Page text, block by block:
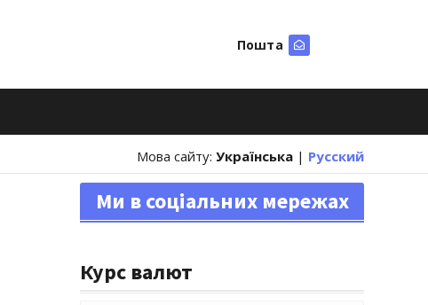
Пошта
Мова сайту: Українська | Русский
Ми в соціальних мережах
Курс валют